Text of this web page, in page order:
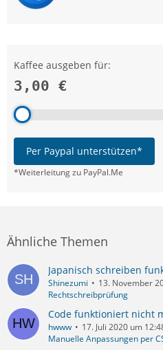
Kaffee ausgeben für:
3,00 €
Per Paypal unterstützen*
*Weiterleitung zu PayPal.Me
Ähnliche Themen
Japanisch schreiben
Shinezumi
13. November
Rechtschreibprüfung
Code funktioniert nicht
hwww
17. Juli 2020 um
Manuelle Anpassungen per